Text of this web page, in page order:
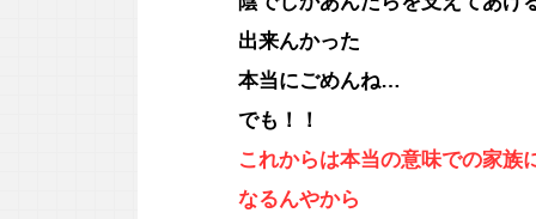
出来んかった
本当にごめんね…
でも！！
これからは本当の意味での家族
なるんやから